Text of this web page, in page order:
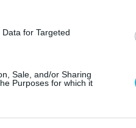
for Targeted
Sale, and/or Sharing
Purposes for which it